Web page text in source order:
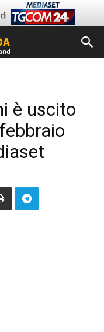
è uscito